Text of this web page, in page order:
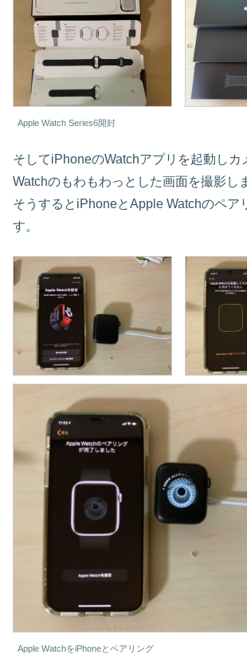
Apple Watch Series6開封
そしてiPhoneのWatchアプリを起動しカ
Watchのもわもわっとした画面を撮影し
そうするとiPhoneとApple Watchのペア
す。
Apple WatchをiPhoneとペアリング